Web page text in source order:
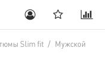
Slim fit / Мужской